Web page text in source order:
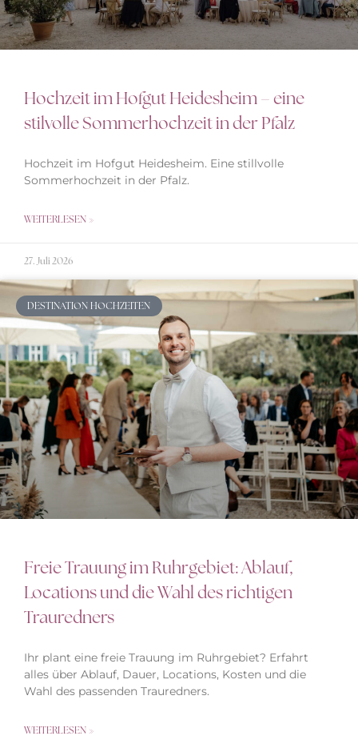
Hochzeit im Hofgut Heidesheim – eine
stilvolle Sommerhochzeit in der Pfalz
Hochzeit im Hofgut Heidesheim. Eine stillvolle
Sommerhochzeit in der Pfalz.
WEITERLESEN »
27. Juli 2026
DESTINATION HOCHZEITEN
Freie Trauung im Ruhrgebiet: Ablauf,
Locations und die Wahl des richtigen
Trauredners
Ihr plant eine freie Trauung im Ruhrgebiet? Erfahrt
alles über Ablauf, Dauer, Locations, Kosten und die
Wahl des passenden Trauredners.
WEITERLESEN »